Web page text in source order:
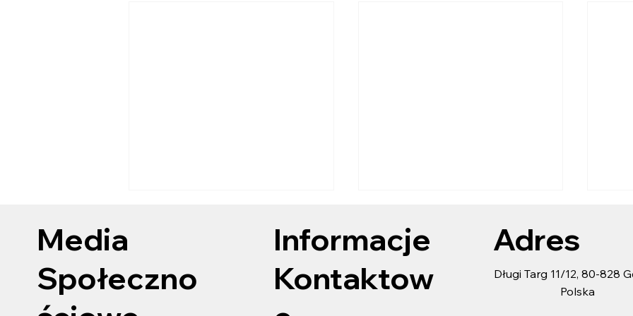
VI
które
Informacje
Kontaktow
Adres
Długi Targ 11/12, 80-828
Polska
Media
Społeczno